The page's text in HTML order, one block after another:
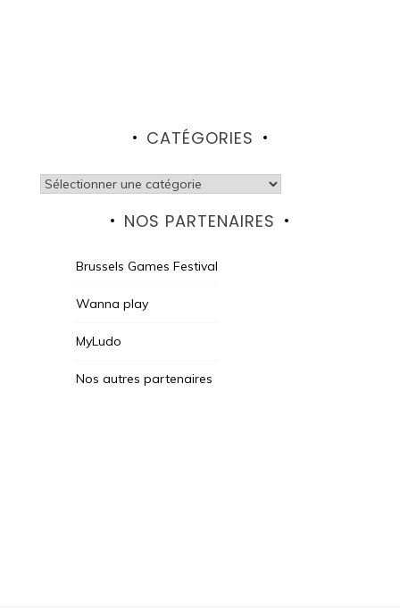
CATÉGORIES
Catégories
NOS PARTENAIRES
Brussels Games Festival
Wanna play
MyLudo
Nos autres partenaires